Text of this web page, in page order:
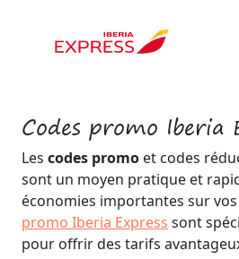
Codes promo Iberia
Les codes promo et codes
sont un moyen pratique et
économies importantes sur vos
promo Iberia Express sont
pour offrir des tarifs